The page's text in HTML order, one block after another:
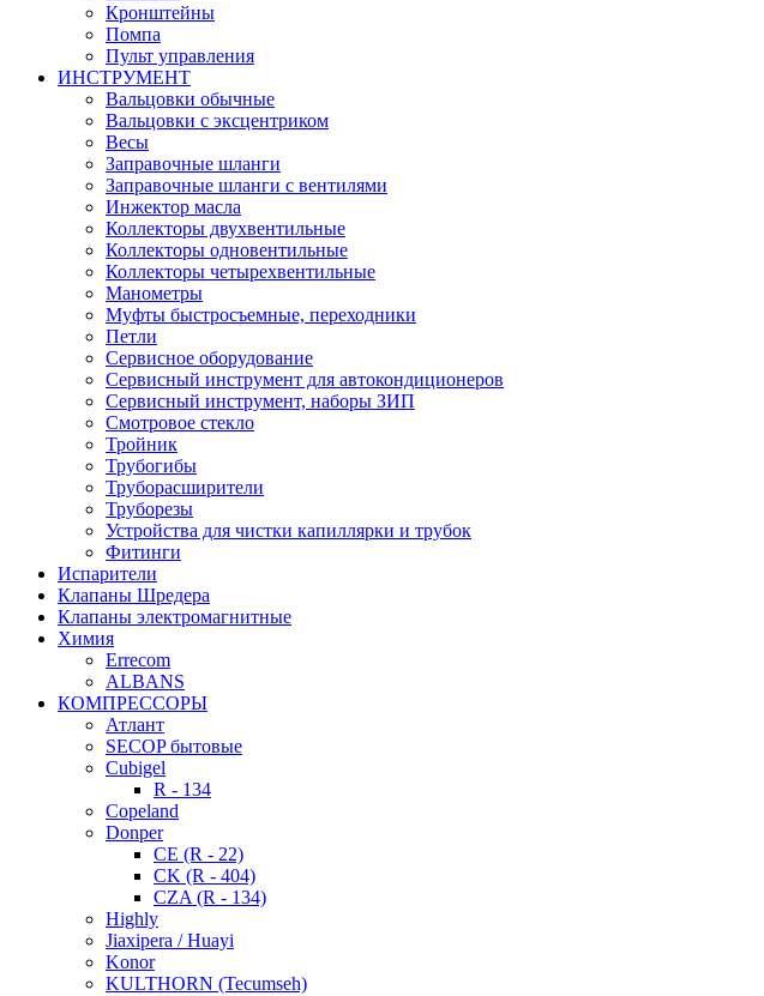
Кронштейны
Помпа
Пульт управления
ИНСТРУМЕНТ
Вальцовки обычные
Вальцовки с эксцентриком
Весы
Заправочные шланги
Заправочные шланги с вентилями
Инжектор масла
Коллекторы двухвентильные
Коллекторы одновентильные
Коллекторы четырехвентильные
Манометры
Муфты быстросъемные, переходники
Петли
Сервисное оборудование
Сервисный инструмент для автокондиционеров
Сервисный инструмент, наборы ЗИП
Смотровое стекло
Тройник
Трубогибы
Труборасширители
Труборезы
Устройства для чистки капиллярки и трубок
Фитинги
Испарители
Клапаны Шредера
Клапаны электромагнитные
Химия
Errecom
ALBANS
КОМПРЕССОРЫ
Атлант
SECOP бытовые
Cubigel
R - 134
Copeland
Donper
CE (R - 22)
CK (R - 404)
CZA (R - 134)
Highly
Jiaxipera / Huayi
Konor
KULTHORN (Tecumseh)